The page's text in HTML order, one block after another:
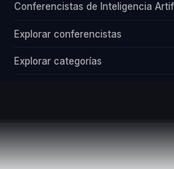
Conferencistas de Inteligencia
Explorar conferencistas
Explorar categorías